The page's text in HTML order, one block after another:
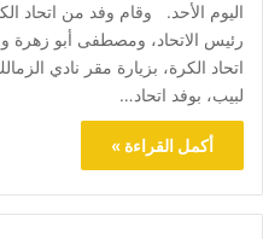
اليوم الأحد. وقام وفد من اتحاد
رئيس الاتحاد، ومصطفى أبو
اتحاد الكرة، بزيارة مقر نادي
لبيب، بوفد اتحاد…
أكمل القراءة »